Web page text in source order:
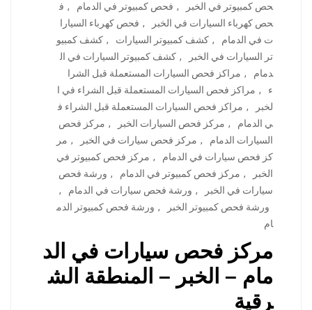
حص كمبيوتر في الخبر
, فحص كمبيوتر في الدمام , ف
حص كهرباء السيارات في الخبر
, فحص كهرباء السيارا
ت في الدمام
, كشف كمبيوتر السيارات , كشف كمبيو
تر السيارات في الخبر
, كشف كمبيوتر السيارات في ال
دمام
, مراكز فحص السيارات المستعملة قبل الشرا
ء
, مراكز فحص السيارات المستعملة قبل الشراء في ا
لخبر
, مراكز فحص السيارات المستعملة قبل الشراء ف
ي الدمام
, مركز فحص السيارات الخبر , مركز فحص
السيارات الدمام
, مركز فحص سيارات في الخبر , مر
كز فحص سيارات في الدمام
, مركز فحص كمبيوتر في
الخبر
, مركز فحص كمبيوتر في الدمام , ورشة فحص
سيارات في الخبر
, ورشة فحص سيارات في الدمام
,
ورشة فحص كمبيوتر الخبر
, ورشة فحص كمبيوتر الدم
ام
مركز فحص سيارات في الد
مام – الخبر – المنطقة الش
رقية